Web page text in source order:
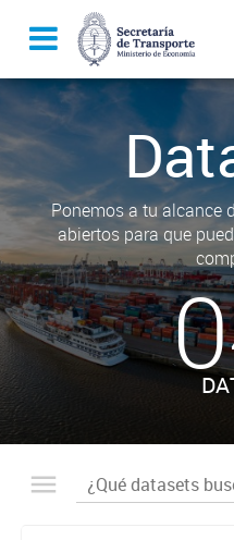
Ponemos a tu alcance
abiertos para que